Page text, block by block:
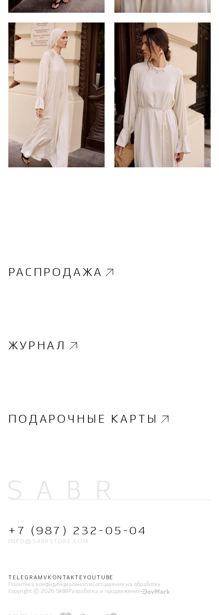
РАСПРОДАЖА
ЖУРНАЛ
ПОДАРОЧНЫЕ КАРТЫ
+7 (987) 232-05-04
INFO@SABRSTORE.COM
TELEGRAMVKONTAKTE YOUTUBE
Политика конфиденциальности Соглашение на обработку
Copyright © 2026 SABR Разработка и продвижение